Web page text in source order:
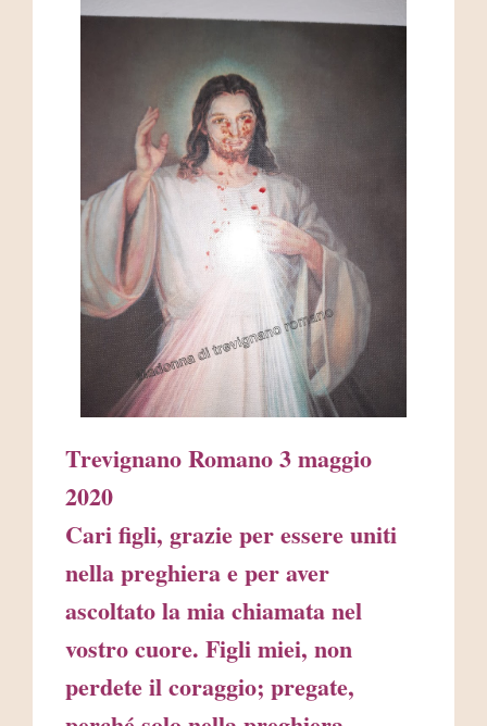
Trevignano Romano 3 maggio
2020
Cari figli, grazie per essere uniti
nella preghiera e per aver
ascoltato la mia chiamata nel
vostro cuore. Figli miei, non
perdete il coraggio; pregate,